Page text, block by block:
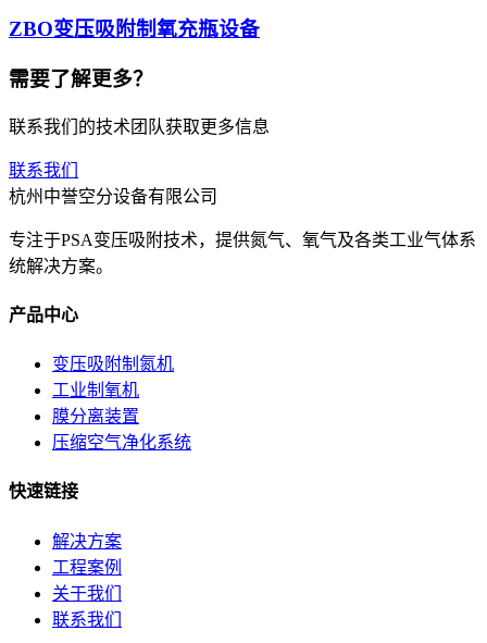
ZBO变压吸附制氧充瓶设备
需要了解更多？
联系我们的技术团队获取更多信息
联系我们
杭州中誉空分设备有限公司
专注于PSA变压吸附技术，提供氮气、氧气及各类工业气体系
统解决方案。
产品中心
变压吸附制氮机
工业制氧机
膜分离装置
压缩空气净化系统
快速链接
解决方案
工程案例
关于我们
联系我们